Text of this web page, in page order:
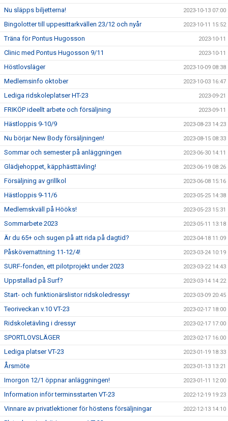
Nu släpps biljetterna! 2023-10-13 07:00
Bingolotter till uppesittarkvällen 23/12 och nyår 2023-10-11 15:52
Träna för Pontus Hugosson 2023-10-11
Clinic med Pontus Hugosson 9/11 2023-10-11
Höstlovsläger 2023-10-09 08:38
Medlemsinfo oktober 2023-10-03 16:47
Lediga ridskoleplatser HT-23 2023-09-21
FRIKÖP ideellt arbete och försäljning 2023-09-11
Hästloppis 9-10/9 2023-08-23 14:23
Nu börjar New Body försäljningen! 2023-08-15 08:33
Sommar och semester på anläggningen 2023-06-30 14:11
Glädjehoppet, käpphästtävling! 2023-06-19 08:26
Försäljning av grillkol 2023-06-08 15:16
Hästloppis 9-11/6 2023-05-25 14:38
Medlemskväll på Hööks! 2023-05-23 15:31
Sommarbete 2023 2023-05-11 13:18
Är du 65+ och sugen på att rida på dagtid? 2023-04-18 11:09
Påskövernattning 11-12/4! 2023-03-24 10:19
SURF-fonden, ett pilotprojekt under 2023 2023-03-22 14:43
Uppstallad på Surf? 2023-03-14 14:22
Start- och funktionärslistor ridskoledressyr 2023-03-09 20:45
Teoriveckan v.10 VT-23 2023-02-17 18:00
Ridskoletävling i dressyr 2023-02-17 17:00
SPORTLOVSLÄGER 2023-02-17 16:00
Lediga platser VT-23 2023-01-19 18:33
Årsmöte 2023-01-13 13:21
Imorgon 12/1 öppnar anläggningen! 2023-01-11 12:00
Information inför terminsstarten VT-23 2022-12-19 19:23
Vinnare av privatlektioner för höstens försäljningar 2022-12-13 14:10